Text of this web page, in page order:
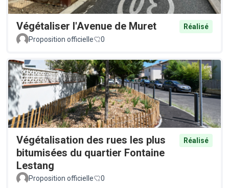
Végétaliser l'Avenue de Muret
Réalisé
Proposition officielle
0
Végétalisation des rues les plus
bitumisées du quartier Fontaine
Lestang
Réalisé
Proposition officielle 0